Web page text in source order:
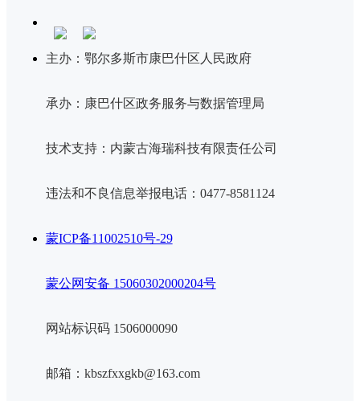
主办：鄂尔多斯市康巴什区人民政府
承办：康巴什区政务服务与数据管理局
技术支持：内蒙古海瑞科技有限责任公司
违法和不良信息举报电话：0477-8581124
蒙ICP备11002510号-29
蒙公网安备 15060302000204号
网站标识码 1506000090
邮箱：kbszfxxgkb@163.com